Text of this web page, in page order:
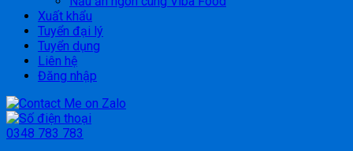
Xuất khẩu
Tuyển đại lý
Tuyển dụng
Liên hệ
Đăng nhập
0348 783 783